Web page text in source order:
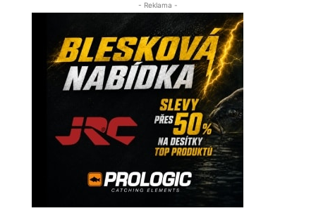
- Reklama -